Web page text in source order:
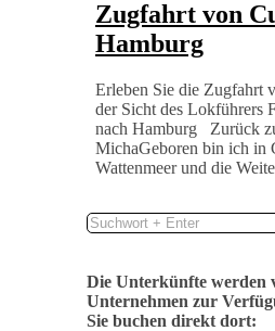
Zugfahrt von
Hamburg
Erleben Sie die Zugfahrt
der Sicht des Lokführers
nach Hamburg Zurück
MichaGeboren bin ich in
Wattenmeer und die
Die Unterkünfte werden
Unternehmen zur
Sie buchen direkt dort: